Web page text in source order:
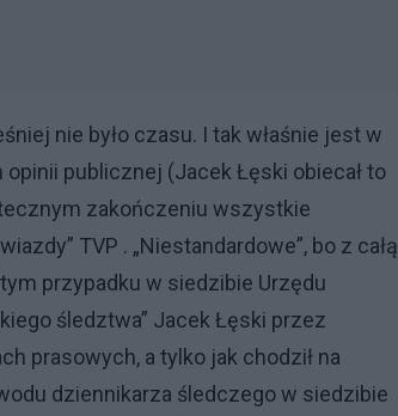
nie było czasu. I tak właśnie jest w
publicznej (Jacek Łęski obiecał to
zakończeniu wszystkie
TVP . „Niestandardowe”, bo z całą
przypadku w siedzibie Urzędu
śledztwa” Jacek Łęski przez
prasowych, a tylko jak chodził na
dziennikarza śledczego w siedzibie